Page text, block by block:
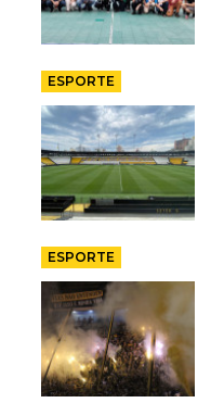
ESPORTE
ESPORTE